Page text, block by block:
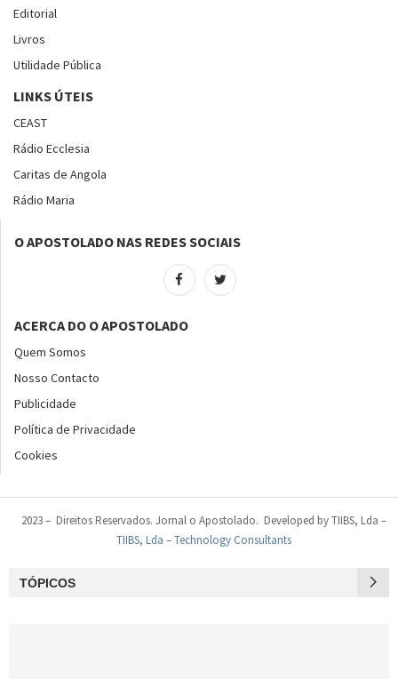
Editorial
Livros
Utilidade Pública
LINKS ÚTEIS
CEAST
Rádio Ecclesia
Caritas de Angola
Rádio Maria
O APOSTOLADO NAS REDES SOCIAIS
ACERCA DO O APOSTOLADO
Quem Somos
Nosso Contacto
Publicidade
Política de Privacidade
Cookies
2023 – Direitos Reservados. Jornal o Apostolado. Developed by TIIBS, Lda –
TIIBS, Lda – Technology Consultants
TÓPICOS